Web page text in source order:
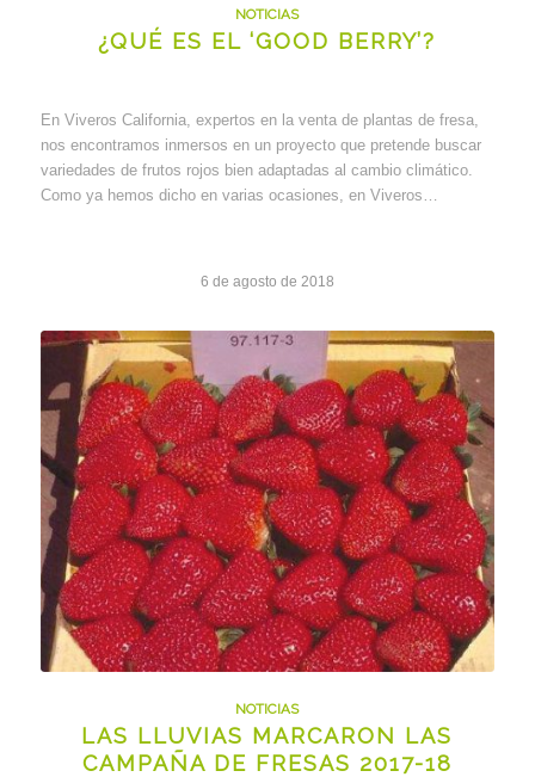
NOTICIAS
¿QUÉ ES EL ‘GOOD BERRY’?
En Viveros California, expertos en la venta de plantas de fresa,
nos encontramos inmersos en un proyecto que pretende buscar
variedades de frutos rojos bien adaptadas al cambio climático.
Como ya hemos dicho en varias ocasiones, en Viveros…
6 de agosto de 2018
NOTICIAS
LAS LLUVIAS MARCARON LAS
CAMPAÑA DE FRESAS 2017-18